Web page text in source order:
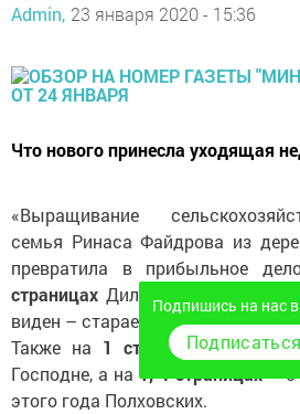
Admin, 23 января 2020 - 15:36
Что нового принесла уходящая
«Выращивание
семья Ринаса Файдрова из
превратила в прибыльное
страницах Дильфас Галиев в
виден – стараешься».
Также на 1 страницестатья о
Господне, а на1, 4 страницах– о
этого года Полховских.
Подпишись на нас
Подписаться